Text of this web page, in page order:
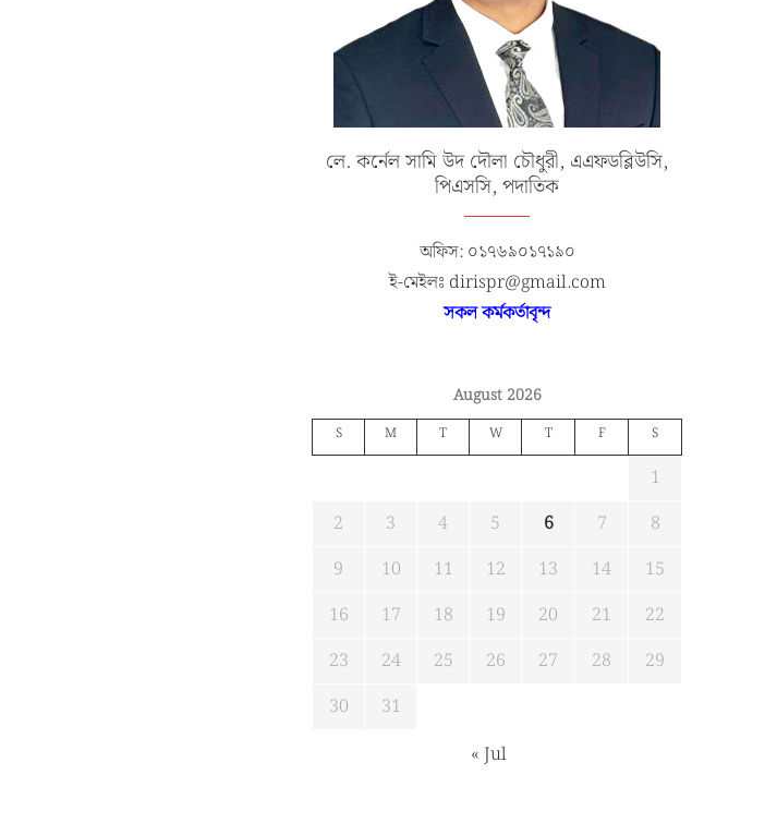
লে. কর্নেল সামি উদ দৌলা চৌধুরী, এএফডব্লিউসি,
পিএসসি, পদাতিক
অফিস: ০১৭৬৯০১৭১৯০
ই-মেইলঃ dirispr@gmail.com
সকল কর্মকর্তাবৃন্দ
August 2026
S M T W T F S
1
2
3 4 5 6 7
8
9
10 11 12 13 14
15
16
17 18 19 20 21
22
23
24 25 26 27 28
29
30
31
« Jul